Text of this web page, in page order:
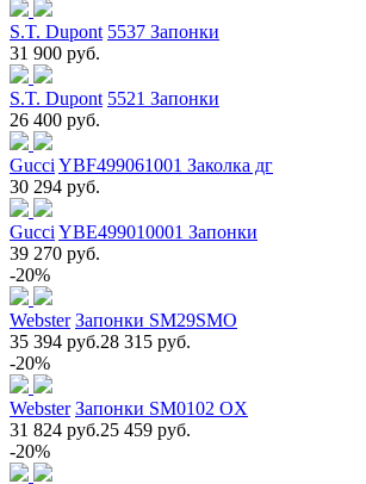
S.T. Dupont 5537 Запонки
31 900 руб.
S.T. Dupont 5521 Запонки
26 400 руб.
Gucci YBF499061001 Заколка дг
30 294 руб.
Gucci YBE499010001 Запонки
39 270 руб.
-20%
Webster Запонки SM29SMO
35 394 руб.28 315 руб.
-20%
Webster Запонки SM0102 OX
31 824 руб.25 459 руб.
-20%